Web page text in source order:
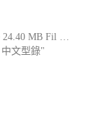
24.40 MB Fil …
中文型錄"